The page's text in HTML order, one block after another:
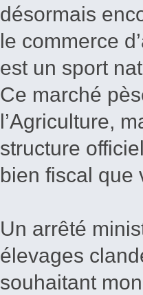
désormais
le commerce
est un sport
Ce marché
l’Agriculture,
structure
bien fiscal que
Un arrêté
élevages
souhaitant